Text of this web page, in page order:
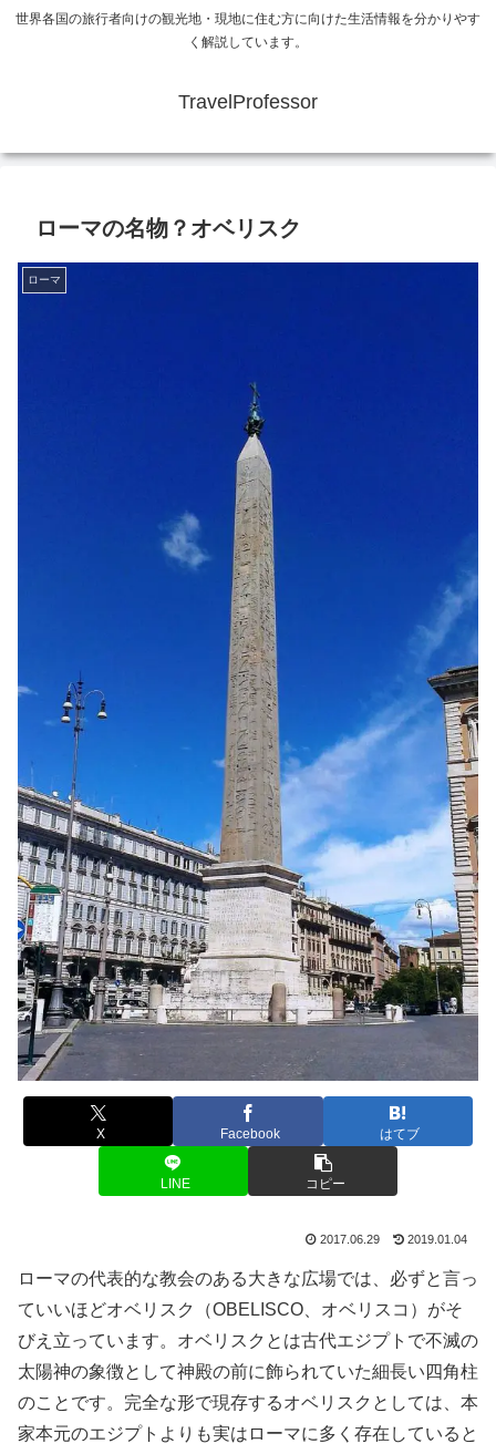
世界各国の旅行者向けの観光地・現地に住む方に向けた生活情報を分かりやす
く解説しています。
TravelProfessor
ローマの名物？オベリスク
ローマ
X Facebook はてブ
LINE コピー
2017.06.29 2019.01.04
ローマの代表的な教会のある大きな広場では、必ずと言っ
ていいほどオベリスク（OBELISCO、オベリスコ）がそ
びえ立っています。オベリスクとは古代エジプトで不滅の
太陽神の象徴として神殿の前に飾られていた細長い四角柱
のことです。完全な形で現存するオベリスクとしては、本
家本元のエジプトよりも実はローマに多く存在していると